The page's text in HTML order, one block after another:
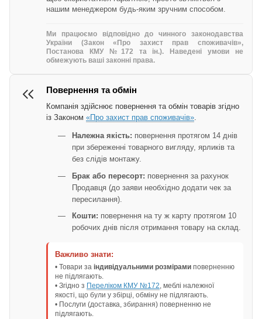
нашим менеджером будь-яким зручним способом.
Ми працюємо відповідно до чинного законодавства
України (Закон «Про захист прав споживачів»,
Постанова КМУ №172 та ін.). Наведені умови не
обмежують ваші законні права.
Повернення та обмін
Компанія здійснює повернення та обмін товарів згідно
із Законом «Про захист прав споживачів».
Належна якість: повернення протягом 14 днів
при збереженні товарного вигляду, ярликів та
без слідів монтажу.
Брак або пересорт: повернення за рахунок
Продавця (до заяви необхідно додати чек за
пересилання).
Кошти: повернення на ту ж карту протягом 10
робочих днів після отримання товару на склад.
Важливо знати:
• Товари за індивідуальними розмірами поверненню
не підлягають.
• Згідно з Переліком КМУ №172, меблі належної
якості, що були у збірці, обміну не підлягають.
• Послуги (доставка, збирання) поверненню не
підлягають.